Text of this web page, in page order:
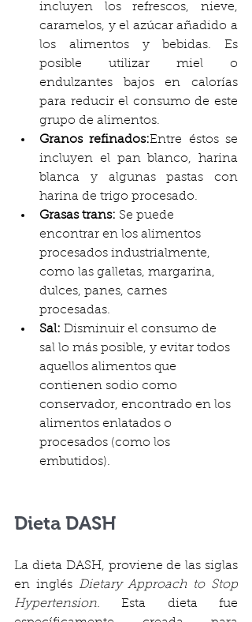
incluyen los refrescos, nieve,
caramelos, y el azúcar añadido a
los alimentos y bebidas. Es
posible utilizar miel o
endulzantes bajos en calorías
para reducir el consumo de este
grupo de alimentos.
Granos refinados:Entre éstos se
incluyen el pan blanco, harina
blanca y algunas pastas con
harina de trigo procesado.
Grasas trans: Se puede
encontrar en los alimentos
procesados industrialmente,
como las galletas, margarina,
dulces, panes, carnes
procesadas.
Sal: Disminuir el consumo de
sal lo más posible, y evitar todos
aquellos alimentos que
contienen sodio como
conservador, encontrado en los
alimentos enlatados o
procesados (como los
embutidos).
Dieta DASH
La dieta DASH, proviene de las siglas
en inglés Dietary Approach to Stop
Hypertension. Esta dieta fue